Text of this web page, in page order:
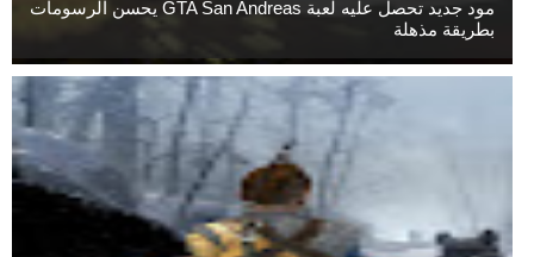
مود جديد تحصل عليه لعبة GTA San Andreas يحسن الرسومات
بطريقة مذهلة